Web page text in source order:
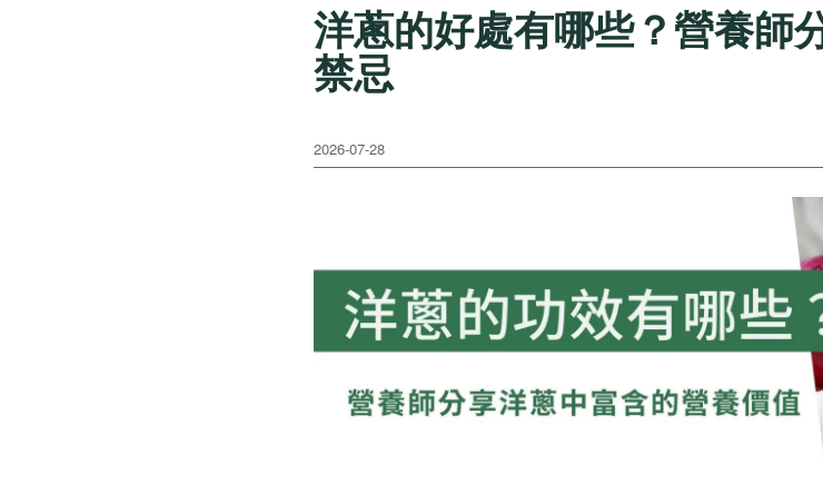
洋蔥的好處有哪些？營養師
禁忌
2026-07-28